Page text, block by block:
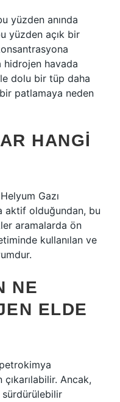
yüzden anında
yüzden açık bir
hidrojen havada
dolu bir tüp daha
patlamaya neden
HANGI
Gazı
aktif olduğundan, bu
aramalarda ön
kullanılan ve
NE
ELDE
Ancak,